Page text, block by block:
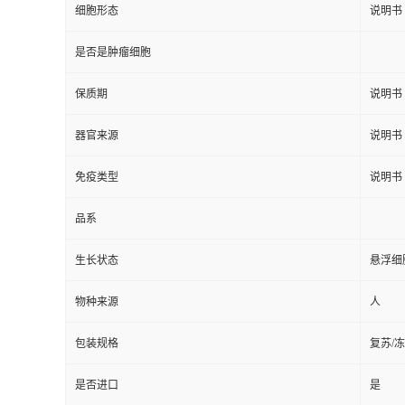
细胞形态 说明书
是否是肿瘤细胞
保质期 说明书
器官来源 说明书
免疫类型 说明书
品系
生长状态 悬浮细
物种来源 人
包装规格 复苏/
是否进口 是